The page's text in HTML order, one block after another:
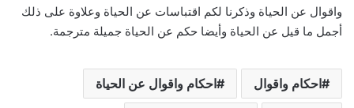
واقوال عن الحياة وذكرنا لكم اقتباسات عن الحياة وعلاوة على ذلك
أجمل ما قيل عن الحياة وأيضا حكم عن الحياة جميلة مترجمة.
احكام واقوال احكام واقوال عن الحياة